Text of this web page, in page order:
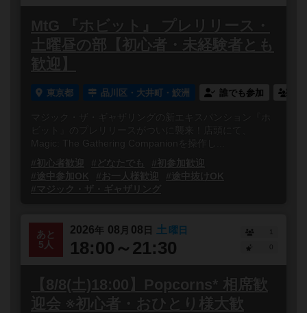
MtG 『ホビット』 プレリリース・
土曜昼の部【初心者・未経験者とも
歓迎】
東京都 品川区・大井町・鮫洲 誰でも参加
マジック・ザ・ギャザリングの新エキスパンション『ホ
ビット』のプレリリースがついに襲来！店頭にて、
Magic: The Gathering Companionを操作し...
#初心者歓迎
#どなたでも
#初参加歓迎
#途中参加OK
#お一人様歓迎
#途中抜けOK
#マジック・ザ・ギャザリング
あと
5人
2026年 08 月 08 日 土 曜日
18:00～21:30
1
【8/8(土)18:00】Popcorns* 相席歓
迎会 ※初心者・おひとり様大歓